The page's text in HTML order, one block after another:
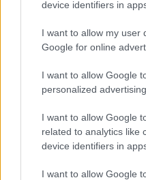
device identifiers in
I want to allow my user
Google for online
I want to allow Google
personalized advertising.
I want to allow Google
related to analytics like
device identifiers in
I want to allow Google